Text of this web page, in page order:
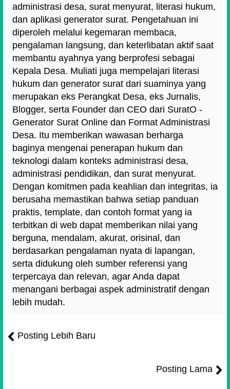
administrasi desa, surat menyurat, literasi hukum,
dan aplikasi generator surat. Pengetahuan ini
diperoleh melalui kegemaran membaca,
pengalaman langsung, dan keterlibatan aktif saat
membantu ayahnya yang berprofesi sebagai
Kepala Desa. Muliati juga mempelajari literasi
hukum dan generator surat dari suaminya yang
merupakan eks Perangkat Desa, eks Jurnalis,
Blogger, serta Founder dan CEO dari SuratO -
Generator Surat Online dan Format Administrasi
Desa. Itu memberikan wawasan berharga
baginya mengenai penerapan hukum dan
teknologi dalam konteks administrasi desa,
administrasi pendidikan, dan surat menyurat.
Dengan komitmen pada keahlian dan integritas, ia
berusaha memastikan bahwa setiap panduan
praktis, template, dan contoh format yang ia
terbitkan di web dapat memberikan nilai yang
berguna, mendalam, akurat, orisinal, dan
berdasarkan pengalaman nyata di lapangan,
serta didukung oleh sumber referensi yang
terpercaya dan relevan, agar Anda dapat
menangani berbagai aspek administratif dengan
lebih mudah.
Posting Lebih Baru
Posting Lama